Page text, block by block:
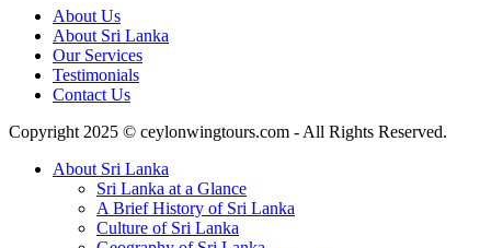
About Us
About Sri Lanka
Our Services
Testimonials
Contact Us
Copyright 2025 © ceylonwingtours.com - All Rights Reserved.
About Sri Lanka
Sri Lanka at a Glance
A Brief History of Sri Lanka
Culture of Sri Lanka